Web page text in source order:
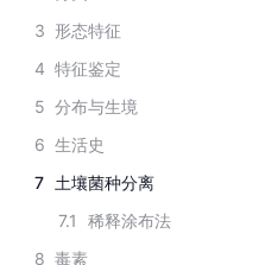
3 形态特征
4 特征鉴定
5 分布与生境
6 生活史
7 土壤菌种分离
7.1
稀释涂布法
8 毒素